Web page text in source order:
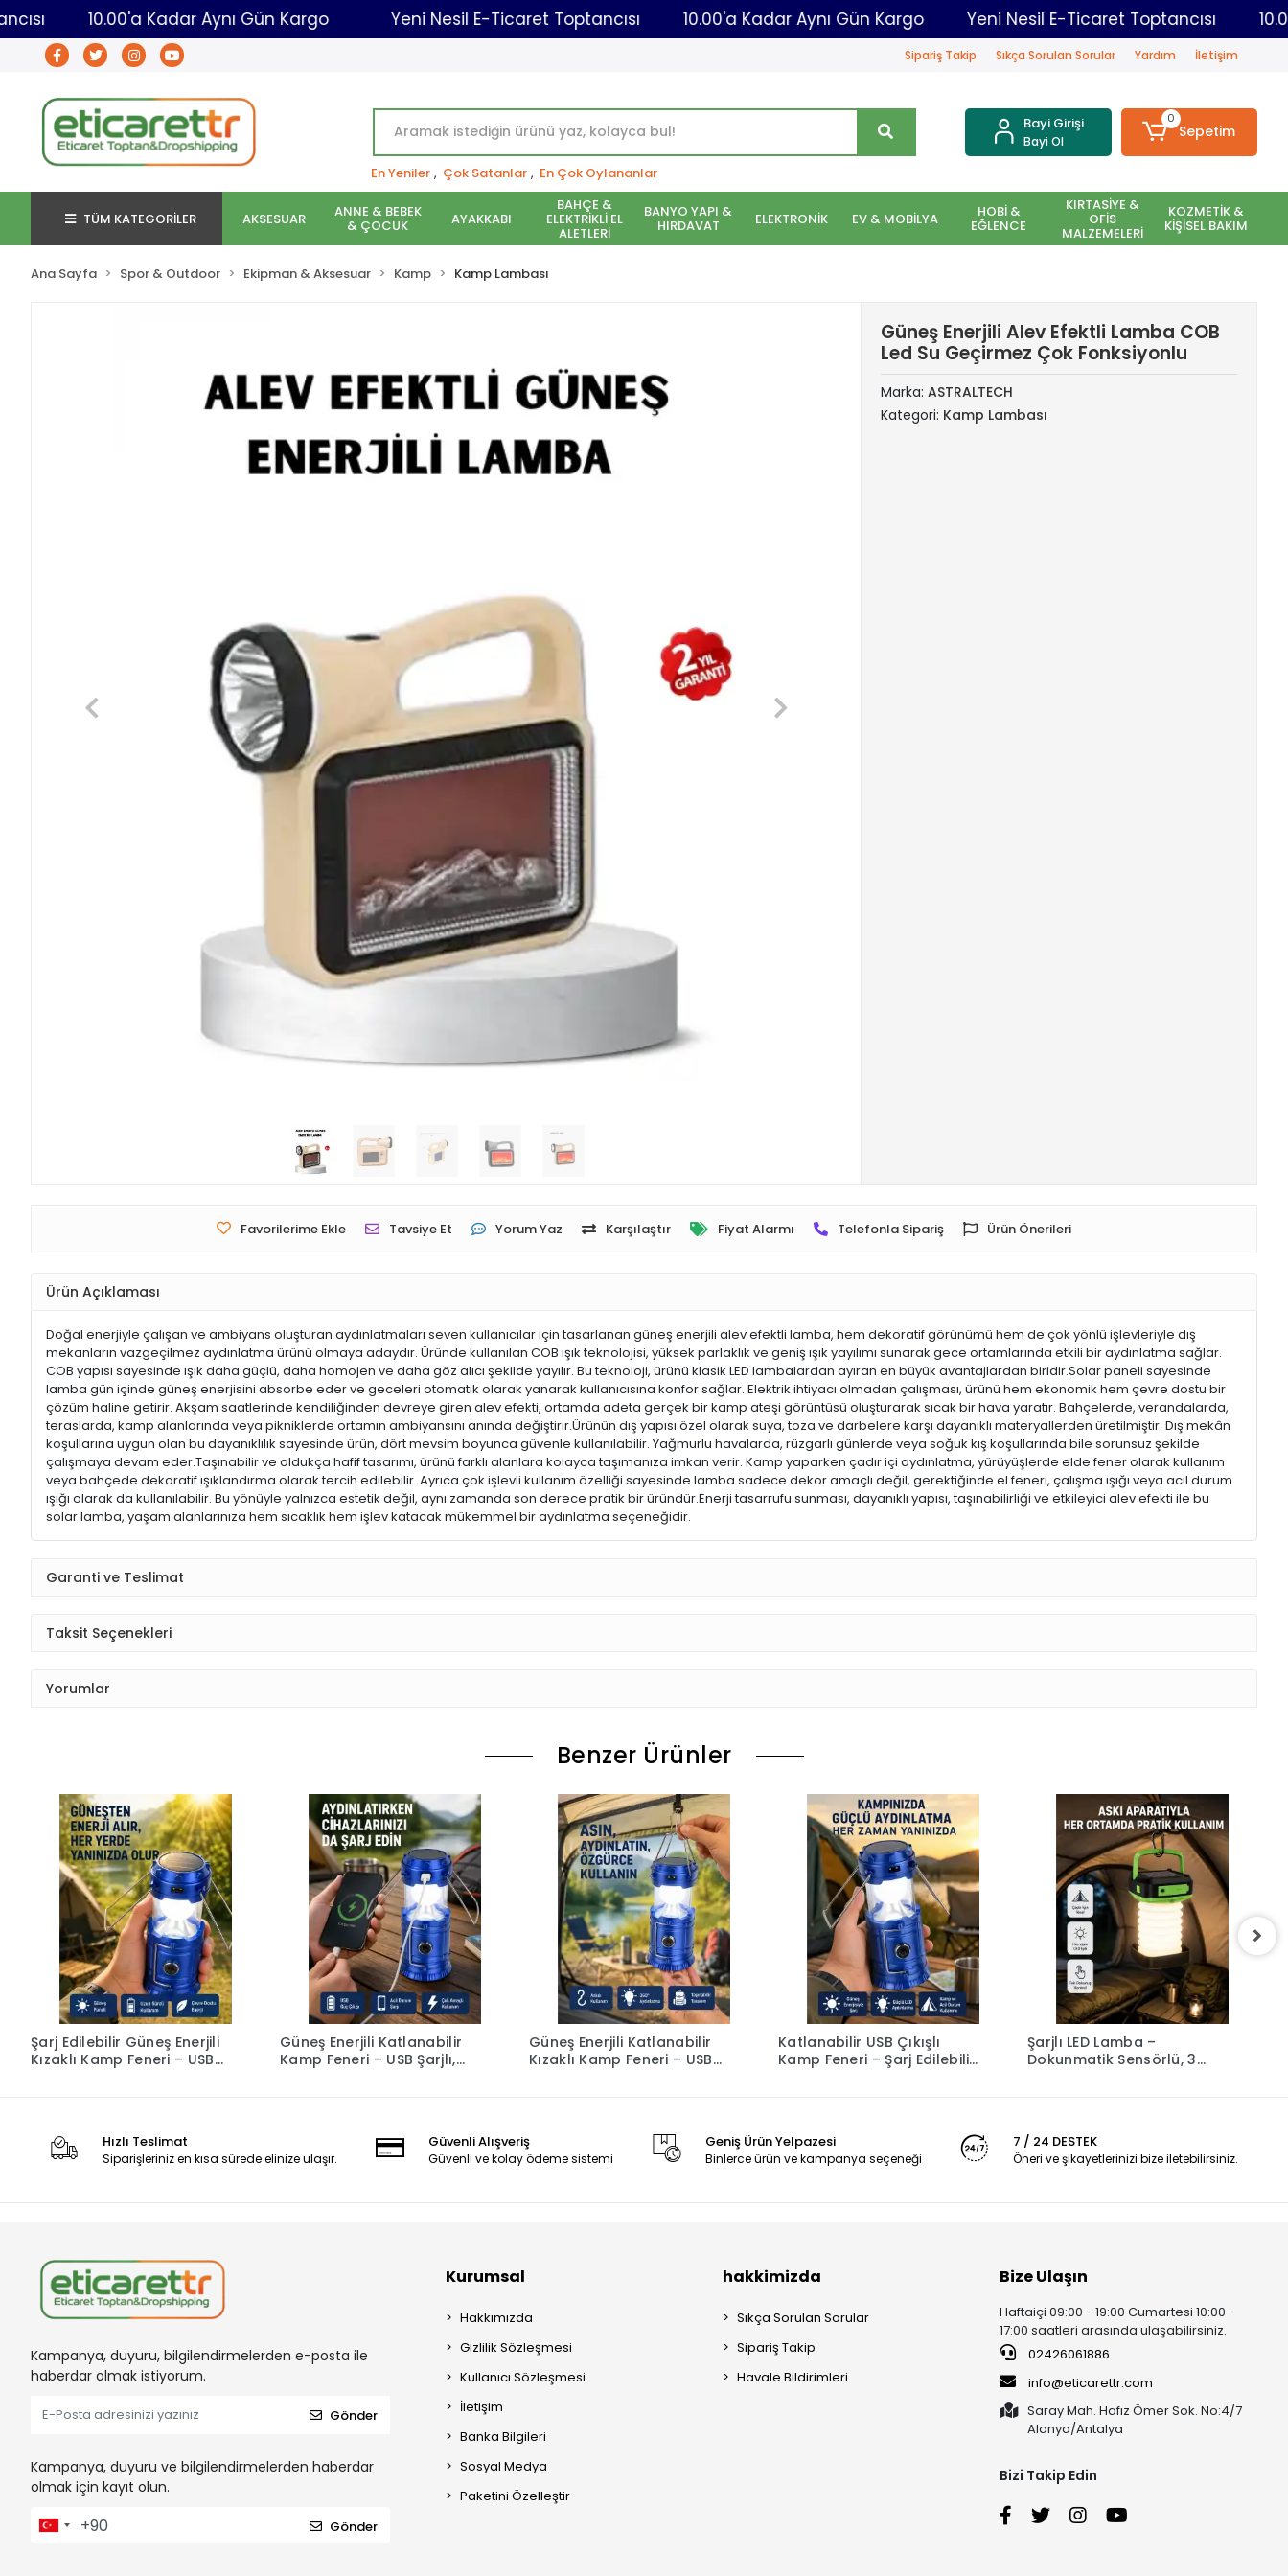
Toptancısı 10.00'a Kadar Aynı Gün Kargo Yeni Nesil E-Ticaret Toptancısı 10.00'a Kadar Aynı Gün Kargo Yeni Nesil E-Ticaret Toptancısı
Sipariş Takip Sıkça Sorulan Sorular Yardım İletişim
En Yeniler , Çok Satanlar , En Çok Oylananlar
Bayi Girişi
Bayi Ol
0
Sepetim
TÜM KATEGORİLER AKSESUAR ANNE & BEBEK
& ÇOCUK AYAKKABI
BAHÇE &
ELEKTRİKLİ EL
ALETLERİ
BANYO YAPI &
HIRDAVAT ELEKTRONİK EV & MOBİLYA HOBİ &
EĞLENCE
KIRTASİYE &
OFİS
MALZEMELERİ
KOZMETİK &
KİŞİSEL BAKIM
Ana Sayfa Spor & Outdoor Ekipman & Aksesuar Kamp Kamp Lambası
Güneş Enerjili Alev Efektli Lamba COB
Led Su Geçirmez Çok Fonksiyonlu
Marka:ASTRALTECH
Kategori: Kamp Lambası
Favorilerime Ekle Tavsiye Et Yorum Yaz Karşılaştır Fiyat Alarmı Telefonla Sipariş Ürün Önerileri
Ürün Açıklaması
Doğal enerjiyle çalışan ve ambiyans oluşturan aydınlatmaları seven kullanıcılar için tasarlanan güneş enerjili alev efektli lamba, hem dekoratif görünümü hem de çok yönlü işlevleriyle dış
mekanların vazgeçilmez aydınlatma ürünü olmaya adaydır. Üründe kullanılan COB ışık teknolojisi, yüksek parlaklık ve geniş ışık yayılımı sunarak gece ortamlarında etkili bir aydınlatma sağlar.
COB yapısı sayesinde ışık daha güçlü, daha homojen ve daha göz alıcı şekilde yayılır. Bu teknoloji, ürünü klasik LED lambalardan ayıran en büyük avantajlardan biridir.Solar paneli sayesinde
lamba gün içinde güneş enerjisini absorbe eder ve geceleri otomatik olarak yanarak kullanıcısına konfor sağlar. Elektrik ihtiyacı olmadan çalışması, ürünü hem ekonomik hem çevre dostu bir
çözüm haline getirir. Akşam saatlerinde kendiliğinden devreye giren alev efekti, ortamda adeta gerçek bir kamp ateşi görüntüsü oluşturarak sıcak bir hava yaratır. Bahçelerde, verandalarda,
teraslarda, kamp alanlarında veya pikniklerde ortamın ambiyansını anında değiştirir.Ürünün dış yapısı özel olarak suya, toza ve darbelere karşı dayanıklı materyallerden üretilmiştir. Dış mekân
koşullarına uygun olan bu dayanıklılık sayesinde ürün, dört mevsim boyunca güvenle kullanılabilir. Yağmurlu havalarda, rüzgarlı günlerde veya soğuk kış koşullarında bile sorunsuz şekilde
çalışmaya devam eder.Taşınabilir ve oldukça hafif tasarımı, ürünü farklı alanlara kolayca taşımanıza imkan verir. Kamp yaparken çadır içi aydınlatma, yürüyüşlerde elde fener olarak kullanım
veya bahçede dekoratif ışıklandırma olarak tercih edilebilir. Ayrıca çok işlevli kullanım özelliği sayesinde lamba sadece dekor amaçlı değil, gerektiğinde el feneri, çalışma ışığı veya acil durum
ışığı olarak da kullanılabilir. Bu yönüyle yalnızca estetik değil, aynı zamanda son derece pratik bir üründür.Enerji tasarrufu sunması, dayanıklı yapısı, taşınabilirliği ve etkileyici alev efekti ile bu
solar lamba, yaşam alanlarınıza hem sıcaklık hem işlev katacak mükemmel bir aydınlatma seçeneğidir.
Garanti ve Teslimat
Taksit Seçenekleri
Yorumlar
Benzer Ürünler
Şarj Edilebilir Güneş Enerjili
Kızaklı Kamp Feneri – USB
Güneş Enerjili Katlanabilir
Kamp Feneri – USB Şarjlı,
Güneş Enerjili Katlanabilir
Kızaklı Kamp Feneri – USB
Katlanabilir USB Çıkışlı
Kamp Feneri – Şarj Edilebilir,
Şarjlı LED Lamba –
Dokunmatik Sensörlü, 3
Hızlı Teslimat
Siparişleriniz en kısa sürede elinize ulaşır.
Güvenli Alışveriş
Güvenli ve kolay ödeme sistemi
Geniş Ürün Yelpazesi
Binlerce ürün ve kampanya seçeneği
7 / 24 DESTEK
Öneri ve şikayetlerinizi bize iletebilirsiniz.
Kampanya, duyuru, bilgilendirmelerden e-posta ile
haberdar olmak istiyorum.
Gönder
Kampanya, duyuru ve bilgilendirmelerden haberdar
olmak için kayıt olun.
Gönder
Kurumsal
Hakkımızda
Gizlilik Sözleşmesi
Kullanıcı Sözleşmesi
İletişim
Banka Bilgileri
Sosyal Medya
Paketini Özelleştir
hakkimizda
Sıkça Sorulan Sorular
Sipariş Takip
Havale Bildirimleri
Bize Ulaşın
Haftaiçi 09:00 - 19:00 Cumartesi 10:00 -
17:00 saatleri arasında ulaşabilirsiniz.
02426061886
info@eticarettr.com
Saray Mah. Hafız Ömer Sok. No:4/7
Alanya/Antalya
Bizi Takip Edin